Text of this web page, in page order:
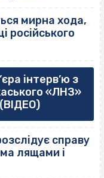
мирна хода,
російського
інтерв’ю з
«ЛНЗ»
справу
лящами і